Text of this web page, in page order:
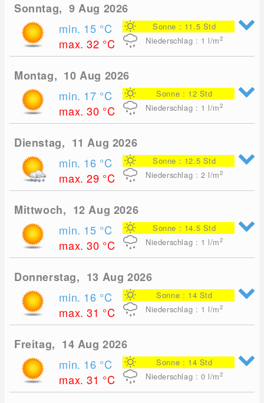
Sonntag, 9 Aug 2026
min. 15 °C
max. 32 °C
Sonne : 11.5 Std
Niederschlag : 1 l/m2
Montag, 10 Aug 2026
min. 17 °C
max. 30 °C
Sonne : 12 Std
Niederschlag : 1 l/m2
Dienstag, 11 Aug 2026
min. 16 °C
max. 29 °C
Sonne : 12.5 Std
Niederschlag : 2 l/m2
Mittwoch, 12 Aug 2026
min. 15 °C
max. 30 °C
Sonne : 14.5 Std
Niederschlag : 1 l/m2
Donnerstag, 13 Aug 2026
min. 16 °C
max. 31 °C
Sonne : 14 Std
Niederschlag : 1 l/m2
Freitag, 14 Aug 2026
min. 16 °C
max. 31 °C
Sonne : 14 Std
Niederschlag : 0 l/m2